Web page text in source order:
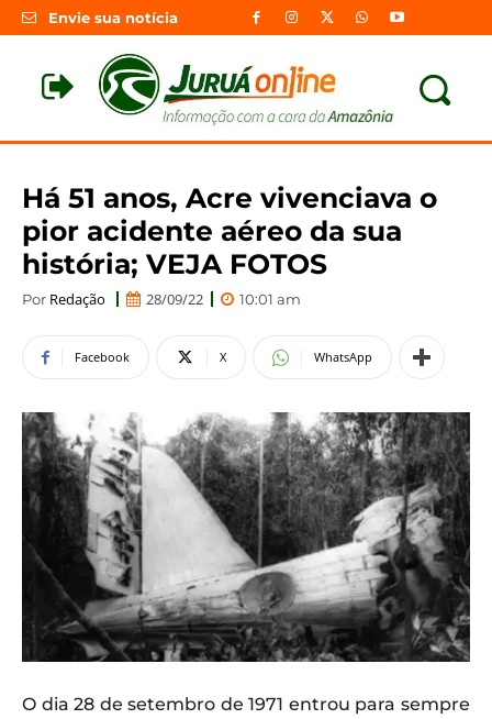
Envie sua notícia
Há 51 anos, Acre vivenciava o
pior acidente aéreo da sua
história; VEJA FOTOS
Por Redação 28/09/22 10:01 am
Facebook X WhatsApp
O dia 28 de setembro de 1971 entrou para sempre